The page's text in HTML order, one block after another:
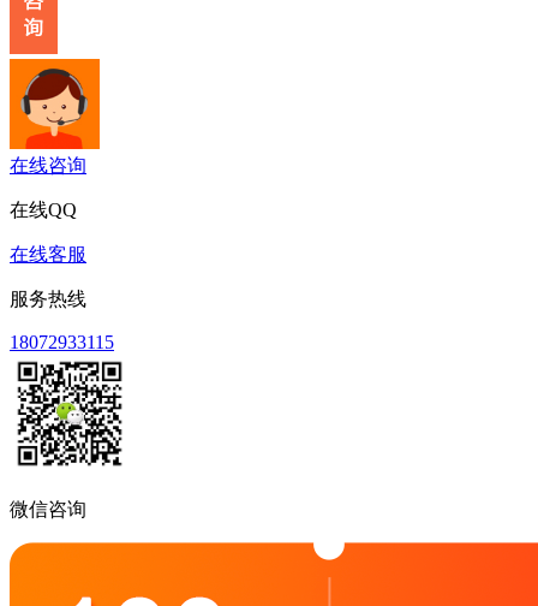
在线咨询
在线QQ
在线客服
服务热线
18072933115
微信咨询